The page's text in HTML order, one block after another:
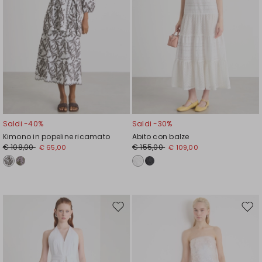
Saldi -40%
Kimono in popeline ricamato
€ 108,00 € 65,00
Saldi -30%
Abito con balze
€ 155,00 € 109,00
Sposta